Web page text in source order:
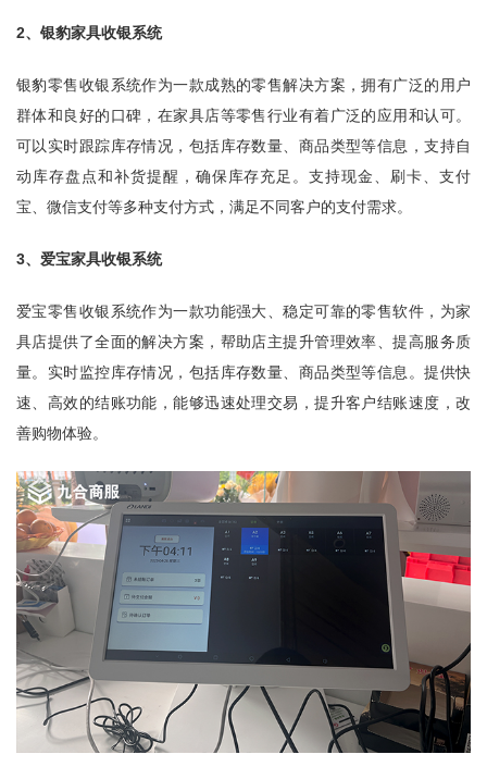
2、银豹家具收银系统
银豹零售收银系统作为一款成熟的零售解决方案，拥有广泛的用户
群体和良好的口碑，在家具店等零售行业有着广泛的应用和认可。
可以实时跟踪库存情况，包括库存数量、商品类型等信息，支持自
动库存盘点和补货提醒，确保库存充足。支持现金、刷卡、支付
宝、微信支付等多种支付方式，满足不同客户的支付需求。
3、爱宝家具收银系统
爱宝零售收银系统作为一款功能强大、稳定可靠的零售软件，为家
具店提供了全面的解决方案，帮助店主提升管理效率、提高服务质
量。实时监控库存情况，包括库存数量、商品类型等信息。提供快
速、高效的结账功能，能够迅速处理交易，提升客户结账速度，改
善购物体验。